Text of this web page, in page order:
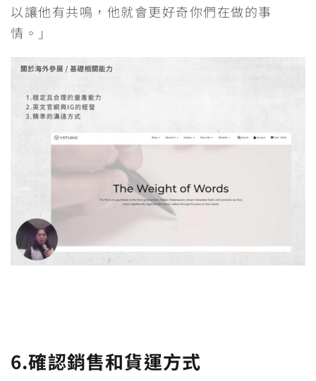
以讓他有共鳴，他就會更好奇你們在做的事
情。」
6.確認銷售和貨運方式